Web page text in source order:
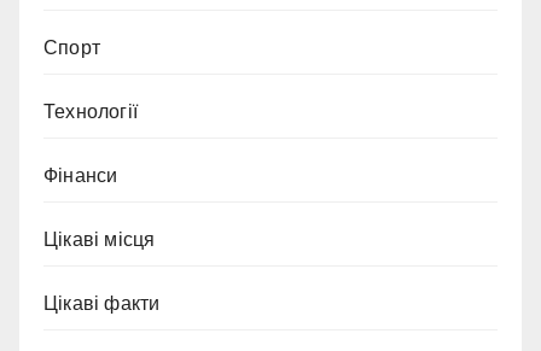
Спорт
Технології
Фінанси
Цікаві місця
Цікаві факти